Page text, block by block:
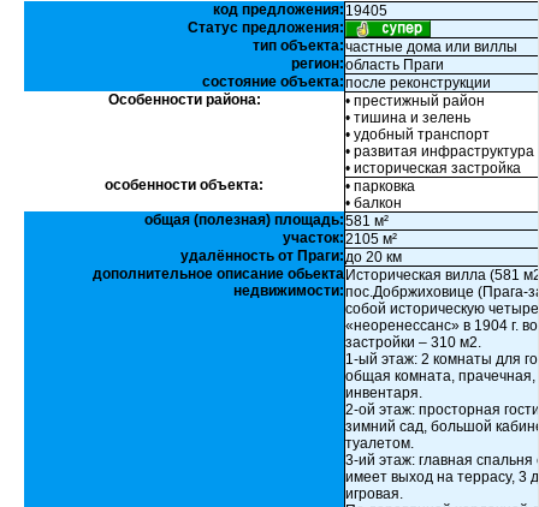
код предложения: 19405
Статус предложения:
тип объекта:частные дома или виллы
регион:область Праги
состояние объекта:после реконструкции
Особенности района:
• престижный район
• тишина и зелень
• удобный транспорт
• развитая инфраструктура
• историческая застройка
особенности объекта:
• парковка
• балкон
общая (полезная) площадь:581 м²
участок:2105 м²
удалённость от Праги:до 20 км
дополнительное описание обьекта
недвижимости:
Историческая вилла (581
пос.Добржиховице (Прага-
собой историческую
«неоренессанс» в 1904 г.
застройки – 310 м2.
1-ый этаж: 2 комнаты для
общая комната,
инвентаря.
2-ой этаж: просторная
зимний сад, большой
туалетом.
3-ий этаж: главная
имеет выход на террасу, 3
игровая.